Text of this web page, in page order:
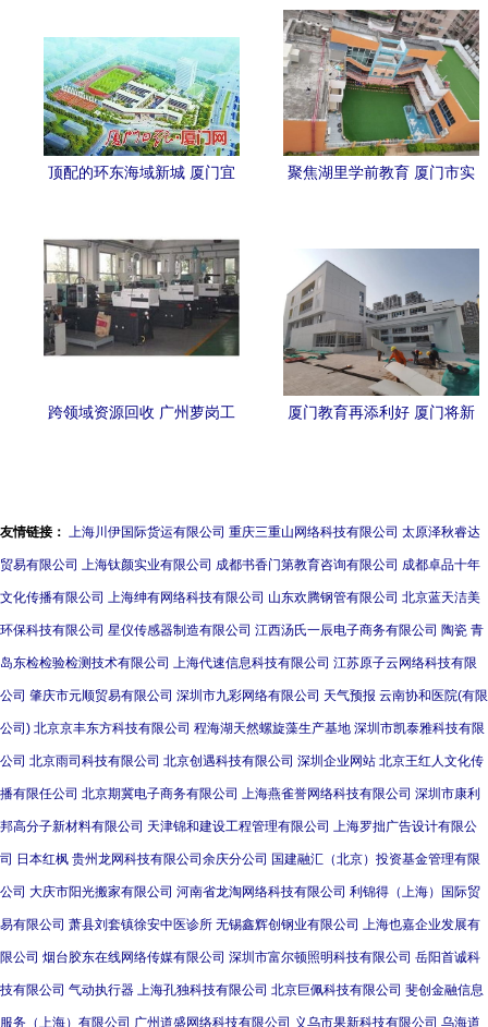
顶配的环东海域新城 厦门宜
聚焦湖里学前教育 厦门市实
跨领域资源回收 广州萝岗工
厦门教育再添利好 厦门将新
友情链接： 上海川伊国际货运有限公司 重庆三重山网络科技有限公司 太原泽秋睿达
贸易有限公司 上海钛颜实业有限公司 成都书香门第教育咨询有限公司 成都卓品十年
文化传播有限公司 上海绅有网络科技有限公司 山东欢腾钢管有限公司 北京蓝天洁美
环保科技有限公司 星仪传感器制造有限公司 江西汤氏一辰电子商务有限公司 陶瓷 青
岛东检检验检测技术有限公司 上海代速信息科技有限公司 江苏原子云网络科技有限
公司 肇庆市元顺贸易有限公司 深圳市九彩网络有限公司 天气预报 云南协和医院(有限
公司) 北京京丰东方科技有限公司 程海湖天然螺旋藻生产基地 深圳市凯泰雅科技有限
公司 北京雨司科技有限公司 北京创遇科技有限公司 深圳企业网站 北京王红人文化传
播有限任公司 北京期冀电子商务有限公司 上海燕雀誉网络科技有限公司 深圳市康利
邦高分子新材料有限公司 天津锦和建设工程管理有限公司 上海罗拙广告设计有限公
司 日本红枫 贵州龙网科技有限公司余庆分公司 国建融汇（北京）投资基金管理有限
公司 大庆市阳光搬家有限公司 河南省龙淘网络科技有限公司 利锦得（上海）国际贸
易有限公司 萧县刘套镇徐安中医诊所 无锡鑫辉创钢业有限公司 上海也嘉企业发展有
限公司 烟台胶东在线网络传媒有限公司 深圳市富尔顿照明科技有限公司 岳阳首诚科
技有限公司 气动执行器 上海孔独科技有限公司 北京巨佩科技有限公司 斐创金融信息
服务（上海）有限公司 广州道盛网络科技有限公司 义乌市果新科技有限公司 乌海道